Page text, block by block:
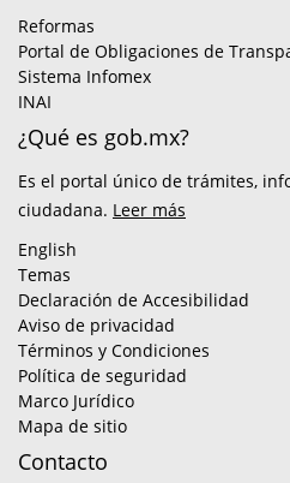
Reformas
Portal de Obligaciones de
Sistema Infomex
INAI
¿Qué es gob.mx?
Es el portal único de trámites,
ciudadana. Leer más
English
Temas
Declaración de Accesibilidad
Aviso de privacidad
Términos y Condiciones
Política de seguridad
Marco Jurídico
Mapa de sitio
Contacto